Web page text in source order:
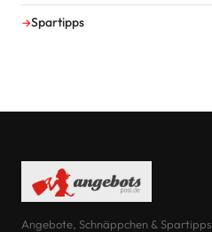
Spartipps
Angebote, Schnäppchen & Spartipps